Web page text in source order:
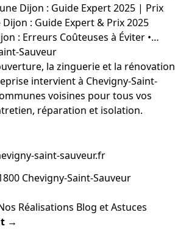
Dijon : Guide Expert 2025 | Prix
: Guide Expert & Prix 2025
: Erreurs Coûteuses à Éviter •…
Sauveur
la zinguerie et la rénovation
intervient à Chevigny-Saint-
voisines pour tous vos
réparation et isolation.
saint-sauveur.fr
Chevigny-Saint-Sauveur
Réalisations Blog et Astuces
→